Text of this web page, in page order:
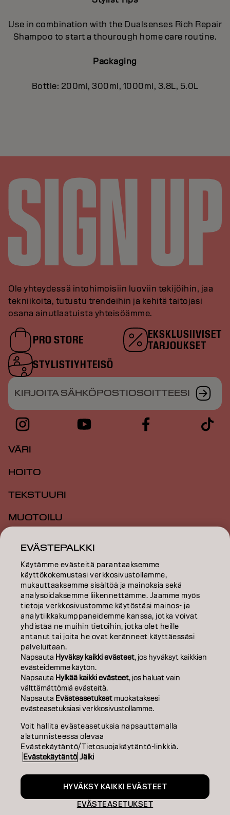
Use in combination with the Dualsenses Rich Repair
Shampoo to start a thourough home care routine.
Packaging
Bottle: 200ml, 300ml, 1000ml, 3.8L, 5.0L
Ole yhteydessä intohimoisiin luoviin tekijöihin, jaa
tekniikoita, tutustu trendeihin ja kehitä taitojasi
osana ainutlaatuista yhteisöämme.
PRO STORE
EKSKLUSIIVISET
TARJOUKSET
STYLISTIYHTEISÖ
KIRJOITA SÄHKÖPOSTIOSOITTEESI
VÄRI
HOITO
TEKSTUURI
MUOTOILU
INSPIRAATIO
KOULUTUS
TIETOA MEISTÄ
SALON FINDER
RYHDY KUMPPANIKSI
OTA YHTEYTTÄ
JulkaisijaTietosuojakäytäntö
Accessibility
FI | Finnish
Goldwell is part of
EVÄSTEPALKKI
Käytämme evästeitä parantaaksemme
käyttökokemustasi verkkosivustollamme,
mukauttaaksemme sisältöä ja mainoksia sekä
analysoidaksemme liikennettämme. Jaamme myös
tietoja verkkosivustomme käytöstäsi mainos- ja
analytiikkakumppaneidemme kanssa, jotka voivat
yhdistää ne muihin tietoihin, jotka olet heille
antanut tai joita he ovat keränneet käyttäessäsi
palveluitaan.
Napsauta Hyväksy kaikki evästeet, jos hyväksyt kaikkien
evästeidemme käytön.
Napsauta Hylkää kaikki evästeet, jos haluat vain
välttämättömiä evästeitä.
Napsauta Evästeasetukset muokataksesi
evästeasetuksiasi verkkosivustollamme.
Voit hallita evästeasetuksia napsauttamalla
alatunnisteessa olevaa
Evästekäytäntö/Tietosuojakäytäntö-linkkiä.
Evästekäytäntö Jälki
EVÄSTEASETUKSET
HYVÄKSY KAIKKI EVÄSTEET